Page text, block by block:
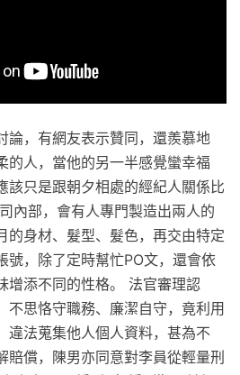
論，有網友表示贊同，還羨慕地
的人，當他的另一半感覺蠻幸福
該只是跟朝夕相處的經紀人關係比
內部，會有人專門製造出兩人的
的身材、髮型、髮色，再交由特定
號，除了定時幫忙PO文，還會依
增添不同的性格。 法官審理認
不思恪守職務、廉潔自守，竟利用
違法蒐集他人個人資料，甚為不
賠償，陳男亦同意對李員從輕量刑